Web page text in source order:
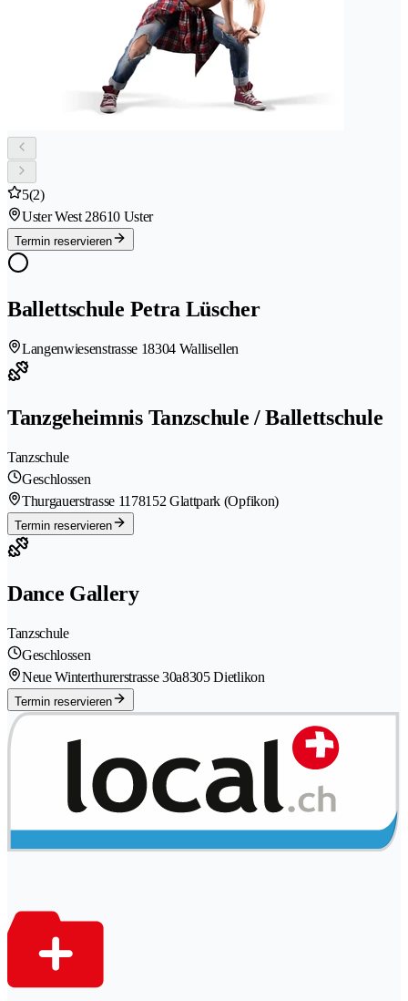
5(2)
Uster West 28610 Uster
Termin reservieren
Ballettschule Petra Lüscher
Langenwiesenstrasse 18304 Wallisellen
Tanzgeheimnis Tanzschule / Ballettschule
Tanzschule
Geschlossen
Thurgauerstrasse 1178152 Glattpark (Opfikon)
Termin reservieren
Dance Gallery
Tanzschule
Geschlossen
Neue Winterthurerstrasse 30a8305 Dietlikon
Termin reservieren